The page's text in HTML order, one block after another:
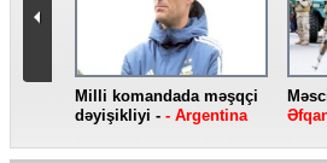
Milli komandada məşqçi
dəyişikliyi - - Argentina